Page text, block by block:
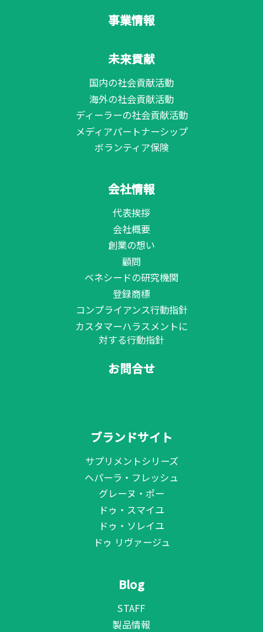
事業情報
未来貢献
国内の社会貢献活動
海外の社会貢献活動
ディーラーの社会貢献活動
メディアパートナーシップ
ボランティア保険
会社情報
代表挨拶
会社概要
創業の想い
顧問
ベネシードの研究機関
登録商標
コンプライアンス行動指針
カスタマーハラスメントに
対する行動指針
お問合せ
ブランドサイト
サプリメントシリーズ
ヘパーラ・フレッシュ
グレーヌ・ポー
ドゥ・スマイユ
ドゥ・ソレイユ
ドゥ リヴァージュ
Blog
STAFF
製品情報